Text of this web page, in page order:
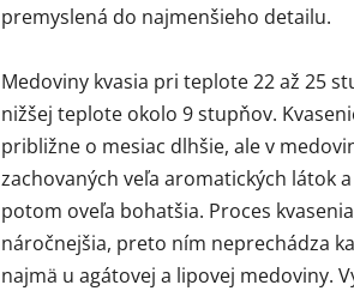
premyslená do najmenšieho detailu.
Medoviny kvasia pri teplote 22 až 25
nižšej teplote okolo 9 stupňov.
približne o mesiac dlhšie, ale v
zachovaných veľa aromatických látok
potom oveľa bohatšia. Proces
náročnejšia, preto ním neprechádza
najmä u agátovej a lipovej medoviny.